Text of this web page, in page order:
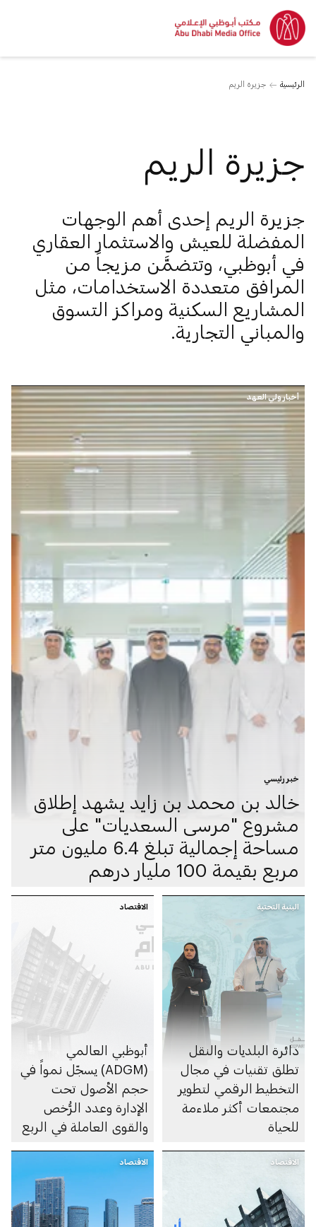
الرئيسية جزيرة الريم
جزيرة الريم
جزيرة الريم إحدى أهم الوجهات
المفضلة للعيش والاستثمار العقاري
في أبوظبي، وتتضمَّن مزيجاً من
المرافق متعددة الاستخدامات، مثل
المشاريع السكنية ومراكز التسوق
والمباني التجارية.
أخبار ولي العهد
خبر رئيسي
خالد بن محمد بن زايد يشهد إطلاق
مشروع "مرسى السعديات" على
مساحة إجمالية تبلغ 6.4 مليون متر
مربع بقيمة 100 مليار درهم
البنية التحتية
دائرة البلديات والنقل
تطلق تقنيات في مجال
التخطيط الرقمي لتطوير
مجتمعات أكثر ملاءمة
للحياة
الاقتصاد
أبوظبي العالمي
(ADGM) يسجّل نمواً في
حجم الأصول تحت
الإدارة وعدد الرُّخص
والقوى العاملة في الربع
الاقتصاد الاقتصاد